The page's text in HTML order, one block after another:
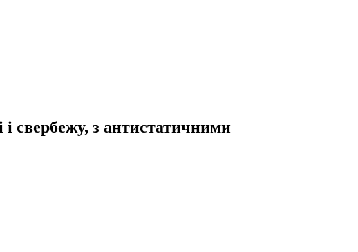
свербежу, з антистатичними